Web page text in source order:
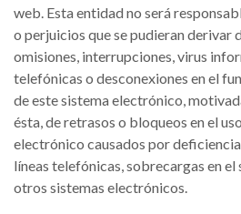
web. Esta entidad no será
o perjuicios que se pudieran derivar
omisiones, interrupciones, virus
telefónicas o desconexiones en el
de este sistema electrónico,
ésta, de retrasos o bloqueos en el
electrónico causados por
líneas telefónicas, sobrecargas en
otros sistemas electrónicos.